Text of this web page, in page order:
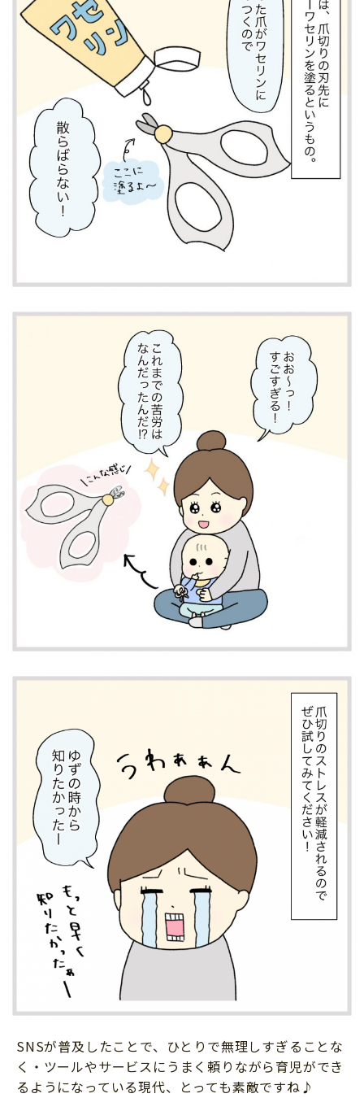
SNSが普及したことで、ひとりで無理しすぎることな
く・ツールやサービスにうまく頼りながら育児ができ
るようになっている現代、とっても素敵ですね♪